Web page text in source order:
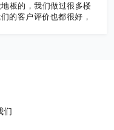
板的，我们做过很多楼
的客户评价也都很好，
们